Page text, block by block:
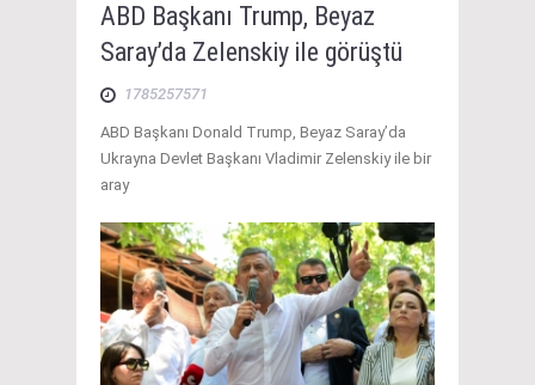
ABD Başkanı Trump, Beyaz
Saray’da Zelenskiy ile görüştü
1785257571
ABD Başkanı Donald Trump, Beyaz Saray’da
Ukrayna Devlet Başkanı Vladimir Zelenskiy ile bir
aray